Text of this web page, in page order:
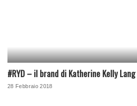
#RYD – il brand di Katherine Kelly Lang
28 Febbraio 2018